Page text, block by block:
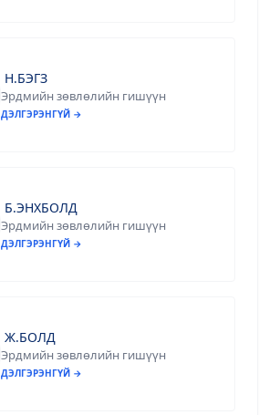
Н.БЭГЗ
Эрдмийн зөвлөлийн гишүүн
ДЭЛГЭРЭНГҮЙ →
Б.ЭНХБОЛД
Эрдмийн зөвлөлийн гишүүн
ДЭЛГЭРЭНГҮЙ →
Ж.БОЛД
Эрдмийн зөвлөлийн гишүүн
ДЭЛГЭРЭНГҮЙ →